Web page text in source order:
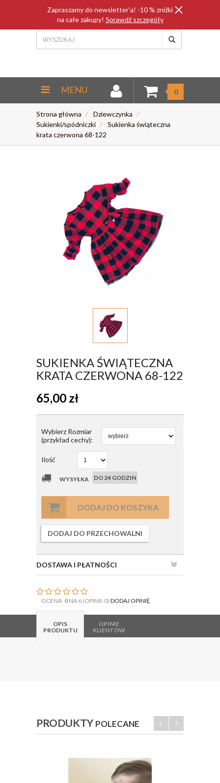
Zapraszamy do newsletter'a! -10 % zniżki
na całe zakupy! Sprawdź szczegóły
MENU 0
Strona główna
Dziewczynka
Sukienki/spódniczki
Sukienka świąteczna
krata czerwona 68-122
SUKIENKA ŚWIĄTECZNA
KRATA CZERWONA 68-122
65,00 zł
Wybierz Rozmiar
(przykład cechy):
Ilość
WYSYŁKA DO 24 GODZIN
DODAJ DO KOSZYKA
DODAJ DO PRZECHOWALNI
DOSTAWA I PŁATNOŚCI
OCENA: 0NA 6 (OPINII: 0) DODAJ OPINIĘ
OPIS
PRODUKTU
OPINIE
KLIENTÓW
PRODUKTY POLECANE